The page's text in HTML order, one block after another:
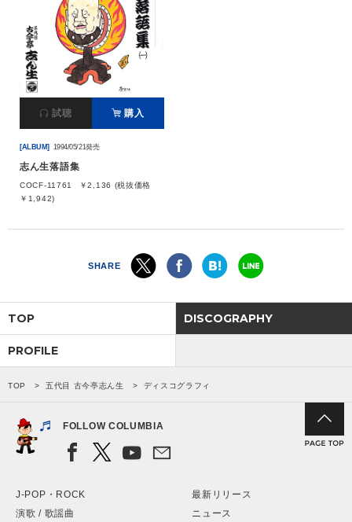
試聴 購入
[ALBUM] 1994/05/21発売
志ん生落語集
COCF-11761
￥2,136 (税抜価格
￥1,942)
SHARE
TOP DISCOGRAPHY
PROFILE
TOP 五代目 古今亭志ん生 ディスコグラフィ
FOLLOW COLUMBIA
J-POP・ROCK
演歌 / 歌謡曲
最新リリース
ニュース